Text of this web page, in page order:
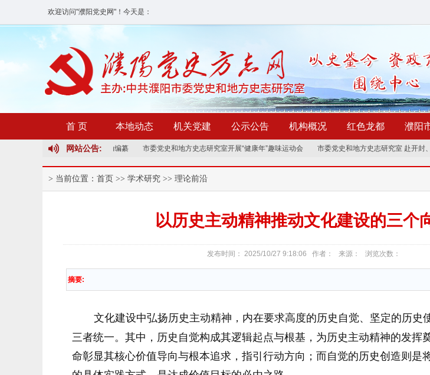
欢迎访问"濮阳党史网"！ 今天是：
首 页 本地动态 机关党建 公示公告 机构概况 红色龙都 濮阳
网站公告:
修志试点志书《濮阳县志》启动编纂 市委党史和地方史志研究室开展“健康年”趣味运动会 市委党史和地方史志研究室 赴开封、
> 当前位置： 首页 >> 学术研究 >> 理论前沿
以历史主动精神推动文化建设的三个
发布时间： 2025/10/27 9:18:06 作者： 来源： 浏览次数：
摘要:
文化建设中弘扬历史主动精神，内在要求高度的历史自觉、坚定的历史
三者统一。其中，历史自觉构成其逻辑起点与根基，为历史主动精神的发挥
命彰显其核心价值导向与根本追求，指引行动方向；而自觉的历史创造则是